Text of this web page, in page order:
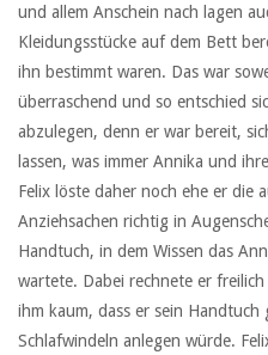
und allem Anschein nach lagen
Kleidungsstücke auf dem Bett
ihn bestimmt waren. Das war
überraschend und so entschied
abzulegen, denn er war bereit,
lassen, was immer Annika und
Felix löste daher noch ehe er die
Anziehsachen richtig in
Handtuch, in dem Wissen das
wartete. Dabei rechnete er
ihm kaum, dass er sein
Schlafwindeln anlegen würde.